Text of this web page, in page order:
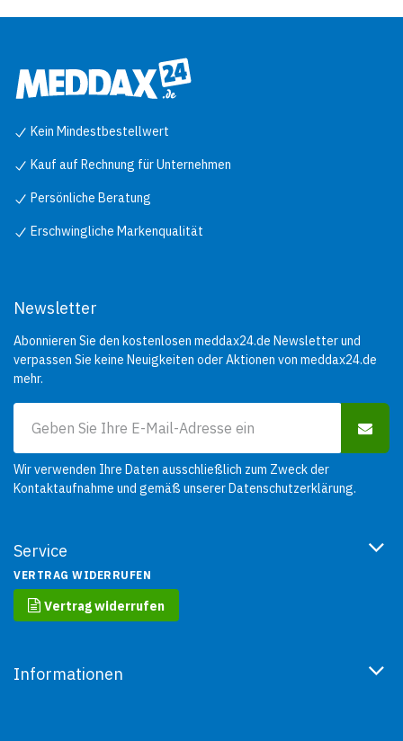
Kein Mindestbestellwert
Kauf auf Rechnung für Unternehmen
Persönliche Beratung
Erschwingliche Markenqualität
Service
VERTRAG WIDERRUFEN
Vertrag widerrufen
Informationen
Newsletter
Abonnieren Sie den kostenlosen meddax24.de Newsletter und
verpassen Sie keine Neuigkeiten oder Aktionen von meddax24.de
mehr.
Wir verwenden Ihre Daten ausschließlich zum Zweck der
Kontaktaufnahme und gemäß unsererDatenschutzerklärung.